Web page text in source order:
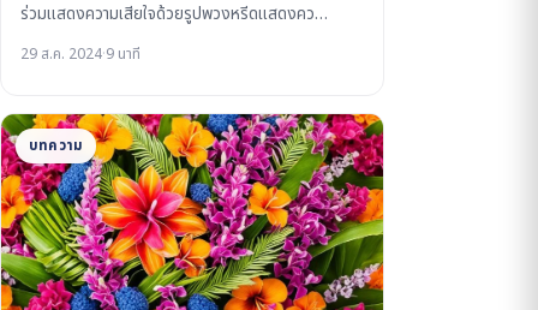
ร่วมแสดงความเสียใจด้วยรูปพวงหรีดแสดงคว…
29 ส.ค. 2024·9 นาที
บทความ